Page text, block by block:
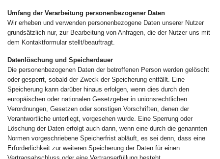
Umfang der Verarbeitung personenbezogener Daten
Wir erheben und verwenden personenbezogene Daten unserer Nutzer
grundsätzlich nur, zur Bearbeitung von Anfragen, die der Nutzer uns mit
dem Kontaktformular stellt/beauftragt.
Datenlöschung und Speicherdauer
Die personenbezogenen Daten der betroffenen Person werden gelöscht
oder gesperrt, sobald der Zweck der Speicherung entfällt. Eine
Speicherung kann darüber hinaus erfolgen, wenn dies durch den
europäischen oder nationalen Gesetzgeber in unionsrechtlichen
Verordnungen, Gesetzen oder sonstigen Vorschriften, denen der
Verantwortliche unterliegt, vorgesehen wurde. Eine Sperrung oder
Löschung der Daten erfolgt auch dann, wenn eine durch die genannten
Normen vorgeschriebene Speicherfrist abläuft, es sei denn, dass eine
Erforderlichkeit zur weiteren Speicherung der Daten für einen